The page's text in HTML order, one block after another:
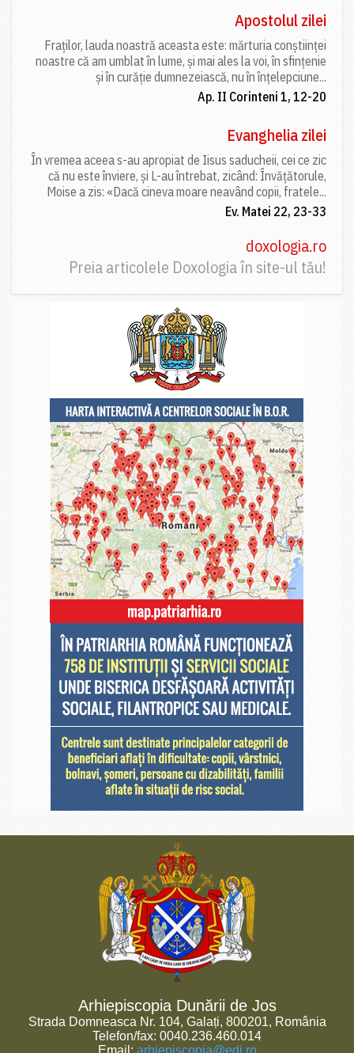
Apostolul zilei
Fraților, lauda noastră aceasta este: mărturia conștiinței
noastre că am umblat în lume, și mai ales la voi, în sfințenie
și în curăție dumnezeiască, nu în înțelepciune...
Ap. II Corinteni 1, 12-20
Evanghelia zilei
În vremea aceea s-au apropiat de Iisus saducheii, cei ce zic
că nu este înviere, și L-au întrebat, zicând: Învățătorule,
Moise a zis: «Dacă cineva moare neavând copii, fratele...
Ev. Matei 22, 23-33
doxologia.ro
Preia articolele Doxologia în site-ul tău!
Arhiepiscopia Dunării de Jos
Strada Domneasca Nr. 104, Galați, 800201, România
Telefon/fax: 0040.236.460.014
Email: arhiepiscopia@edj.ro